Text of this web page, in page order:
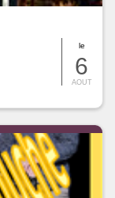
le
6
AOUT